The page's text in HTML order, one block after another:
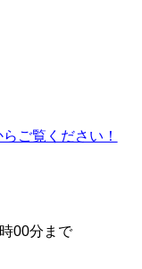
ご覧ください！
00分まで